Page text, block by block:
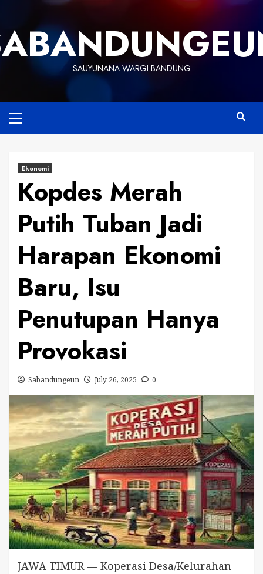
content
SAUYUNANA WARGI BANDUNG
Menu
Ekonomi
Kopdes Merah
Putih Tuban Jadi
Harapan Ekonomi
Baru, Isu
Penutupan Hanya
Provokasi
Sabandungeun July 26, 2025 0
JAWA TIMUR — Koperasi Desa/Kelurahan